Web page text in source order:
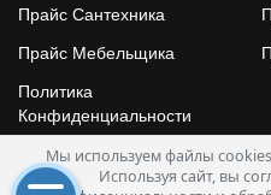
Прайс Сантехника
Прайс Мебельщика
Политика
Конфиденциальности
Заказ ремонта 74 © 2026
Мы используем файлы
Используя сайт, вы